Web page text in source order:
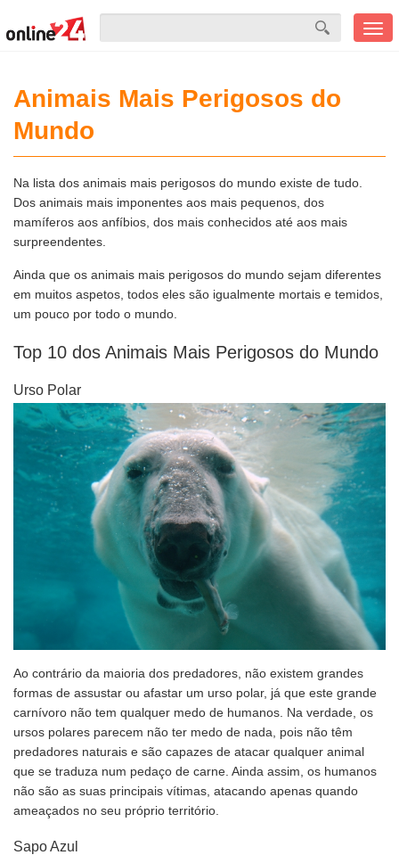
Animais Mais Perigosos do
Mundo
Na lista dos animais mais perigosos do mundo existe de tudo.
Dos animais mais imponentes aos mais pequenos, dos
mamíferos aos anfíbios, dos mais conhecidos até aos mais
surpreendentes.
Ainda que os animais mais perigosos do mundo sejam diferentes
em muitos aspetos, todos eles são igualmente mortais e temidos,
um pouco por todo o mundo.
Top 10 dos Animais Mais Perigosos do Mundo
Urso Polar
Ao contrário da maioria dos predadores, não existem grandes
formas de assustar ou afastar um urso polar, já que este grande
carnívoro não tem qualquer medo de humanos. Na verdade, os
ursos polares parecem não ter medo de nada, pois não têm
predadores naturais e são capazes de atacar qualquer animal
que se traduza num pedaço de carne. Ainda assim, os humanos
não são as suas principais vítimas, atacando apenas quando
ameaçados no seu próprio território.
Sapo Azul